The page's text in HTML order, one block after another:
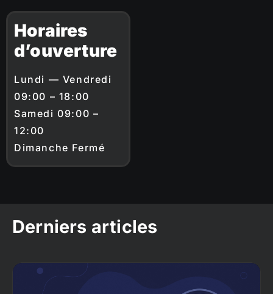
Horaires
d’ouverture
Lundi — Vendredi
09:00 – 18:00
Samedi 09:00 –
12:00
Dimanche Fermé
Derniers articles